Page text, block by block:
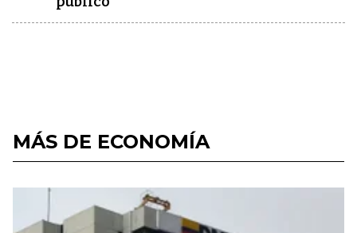
MÁS DE ECONOMÍA